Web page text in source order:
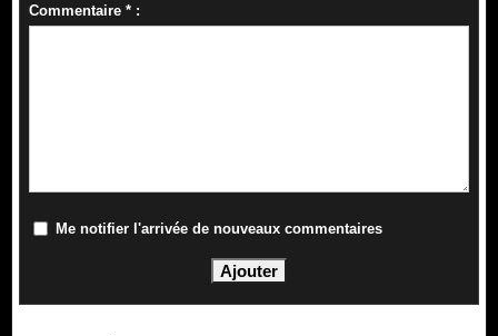
Commentaire * :
Me notifier l'arrivée de nouveaux commentaires